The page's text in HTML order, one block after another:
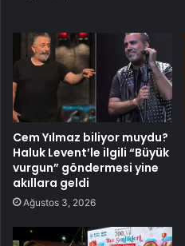
Cem Yılmaz biliyor muydu?
Haluk Levent’le ilgili “Büyük
vurgun” göndermesi yine
akıllara geldi
Ağustos 3, 2026